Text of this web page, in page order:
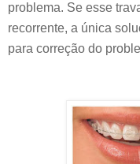
problema. Se esse
recorrente, a única
para correção do